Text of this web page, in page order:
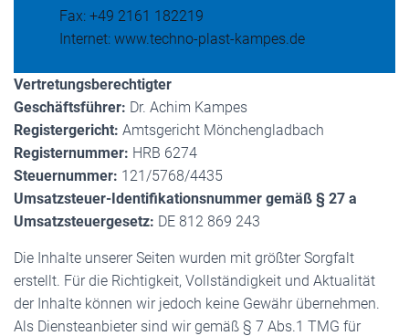
Fax: +49 2161 182219
Internet: www.techno-plast-kampes.de
Vertretungsberechtigter
Geschäftsführer: Dr. Achim Kampes
Registergericht: Amtsgericht Mönchengladbach
Registernummer: HRB 6274
Steuernummer: 121/5768/4435
Umsatzsteuer-Identifikationsnummer gemäß § 27 a
Umsatzsteuergesetz: DE 812 869 243
Die Inhalte unserer Seiten wurden mit größter Sorgfalt
erstellt. Für die Richtigkeit, Vollständigkeit und Aktualität
der Inhalte können wir jedoch keine Gewähr übernehmen.
Als Diensteanbieter sind wir gemäß § 7 Abs.1 TMG für